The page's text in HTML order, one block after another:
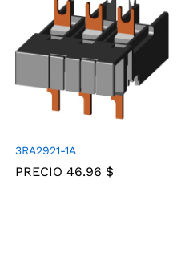
3RA2921-1A
PRECIO 46.96 $